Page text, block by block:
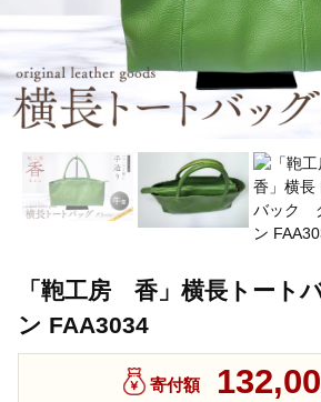
「鞄工房 香」横長トート
ン FAA3034
寄付額